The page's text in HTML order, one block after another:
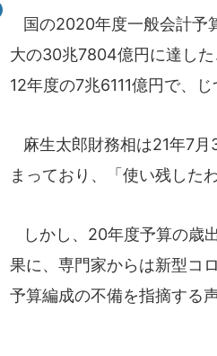
国の2020年度一般会計予
大の30兆7804億円に達し
12年度の7兆6111億円で、
麻生太郎財務相は21年7月
まっており、「使い残した
しかし、20年度予算の歳
果に、専門家からは新型コ
予算編成の不備を指摘する